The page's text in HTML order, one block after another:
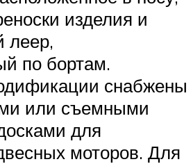
изделия и
леер,
по бортам.
снабжены
или съемными
для
моторов. Для